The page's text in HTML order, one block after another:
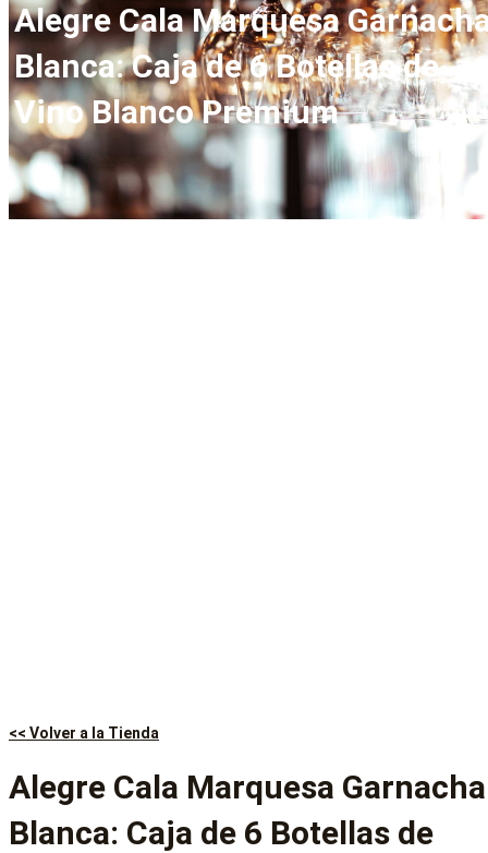
Alegre Cala Marquesa
Blanca: Caja de 6 Botellas de
Vino Blanco Premium
<< Volver a la Tienda
Alegre Cala Marquesa Garnacha
Blanca: Caja de 6 Botellas de